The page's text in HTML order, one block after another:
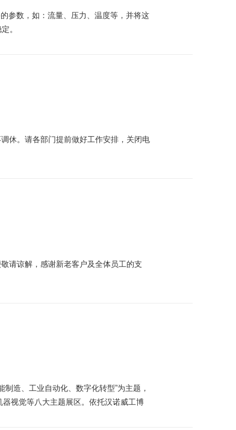
参数，如：流量、压力、温度等，并将这
。
休。请各部门提前做好工作安排，关闭电
请谅解，感谢新老客户及全体员工的支
造、工业自动化、数字化转型”为主题，
视觉等八大主题展区。依托汉诺威工博